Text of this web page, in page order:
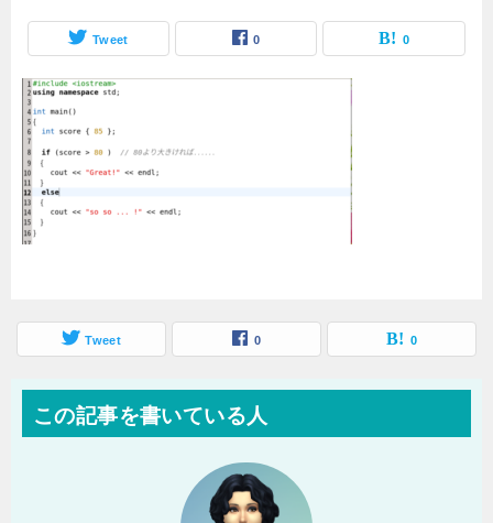
Tweet 0 0
Tweet 0 0
この記事を書いている人